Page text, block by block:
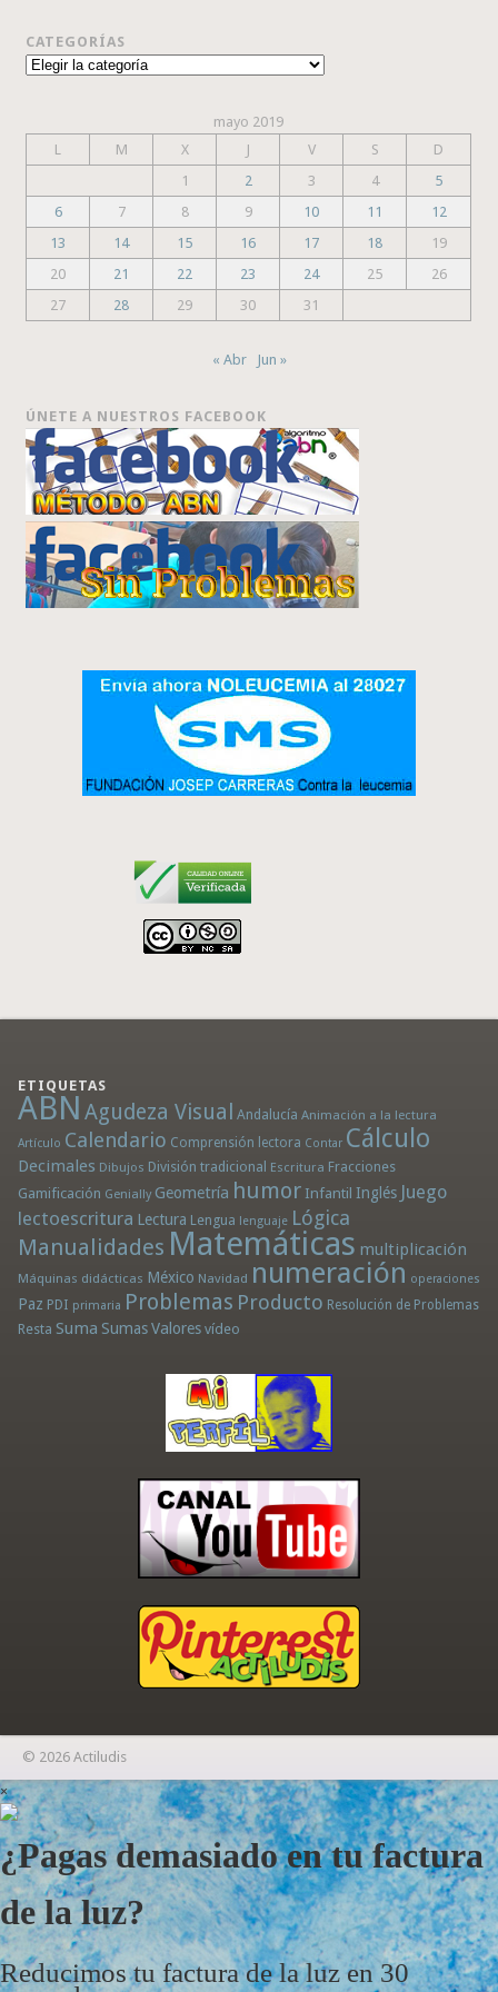
CATEGORÍAS
Categorías
mayo 2019
L
M X J V S
D
1
2 3 4
5
6
7 8 9 10 11
12
13
14 15 16 17 18
19
20
21 22 23 24 25
26
27
28 29 30 31
« Abr Jun »
ÚNETE A NUESTROS FACEBOOK
ETIQUETAS
ABN Agudeza Visual Andalucía Animación a la lectura
Artículo Calendario Comprensión lectora Contar Cálculo
Decimales Dibujos División tradicional Escritura Fracciones
Gamificación Genially Geometría humor Infantil Inglés Juego
lectoescritura Lectura Lengua lenguaje Lógica
Manualidades Matemáticas multiplicación
Máquinas didácticas México Navidad numeración operaciones
Paz PDI primaria Problemas Producto Resolución de Problemas
Resta Suma Sumas Valores vídeo
© 2026 Actiludis
×
¿Pagas demasiado en tu factura
de la luz?
Reducimos tu factura de la luz en 30